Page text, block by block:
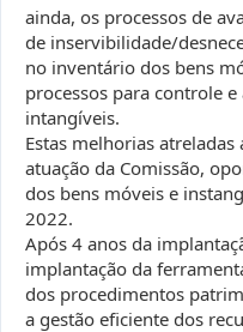
ainda, os processos de
de inservibilidade/
no inventário dos bens
processos para controle
intangíveis.
Estas melhorias
atuação da Comissão,
dos bens móveis e
2022.
Após 4 anos da
implantação da
dos procedimentos
a gestão eficiente dos